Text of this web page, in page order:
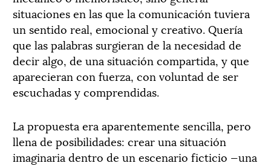
situaciones en las que la comunicación tuviera
un sentido real, emocional y creativo. Quería
que las palabras surgieran de la necesidad de
decir algo, de una situación compartida, y que
aparecieran con fuerza, con voluntad de ser
escuchadas y comprendidas.
La propuesta era aparentemente sencilla, pero
llena de posibilidades: crear una situación
imaginaria dentro de un escenario ficticio —una